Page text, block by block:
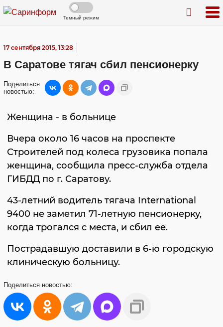
Темный режим
17 сентября 2015, 13:28
В Саратове тягач сбил пенсионерку
Поделиться
новостью:
Женщина - в больнице
Вчера около 16 часов на проспекте
Строителей под колеса грузовика попала
женщина, сообщила пресс-служба отдела
ГИБДД по г. Саратову.
43-летний водитель тягача International
9400 не заметил 71-летную пенсионерку,
когда трогался с места, и сбил ее.
Пострадавшую доставили в 6-ю городскую
клиническую больницу.
Поделиться новостью: